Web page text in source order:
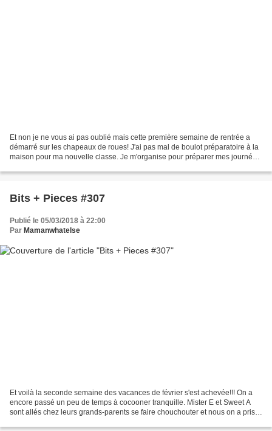
Et non je ne vous ai pas oublié mais cette première semaine de rentrée a
démarré sur les chapeaux de roues! J'ai pas mal de boulot préparatoire à la
maison pour ma nouvelle classe. Je m'organise pour préparer mes journées
Bits + Pieces #307
Publié le 05/03/2018 à 22:00
Par Mamanwhatelse
Et voilà la seconde semaine des vacances de février s'est achevée!!! On a
encore passé un peu de temps à cocooner tranquille. Mister E et Sweet A
sont allés chez leurs grands-parents se faire chouchouter et nous on a pris